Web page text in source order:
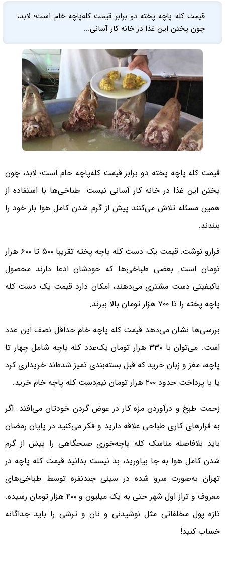
قیمت کله پاچه پخته دو برابر قیمت کله‌پاچه خام است؛ لابد،
چون پختن این غذا در خانه کار آسانی...
قیمت کله پاچه پخته دو برابر قیمت کله‌پاچه خام است؛ لابد، چون
پختن این غذا در خانه کار آسانی نیست. طباخی‌ها با استفاده از
همین مسئله تلاش می‌کنند پیش از گرم شدن کامل هوا بار خود را
ببندند.
فرارو نوشت: قیمت یک دست کله پاچه پخته تقریبا ۵۰۰ تا ۶۰۰ هزار
تومان است. بعضی طباخی‌ها که خودشان ادعا دارند محصول
باکیفیتی دست مشتری می‌دهند، امکان دارد قیمت یک دست کله
پاچه پخته را تا ۷۰۰ هزار تومان بالا ببرند.
بررسی‌ها نشان می‌دهد قیمت کله پاچه خام حداقل نصف این عدد
است. می‌توان با ۳۳۰ هزار تومان یک‌عدد کله پاچه شامل چهار تا
پاچه، مغز و زبان خرید که قبل بسته‌بندی تمیز شده‌اند خریداری کرد
یا با پرداخت حدود ۲۰۰ هزار تومان نیم‌دست کله پاچه خام خرید.
زحمت طبخ و درآوردن مزه کار در عوض گردن خودتان می‌افتد. اگر
به قرارهای کاری طباخی علاقه دارید و فکر می‌کنید در پایان رمضان
باید بلافاصله مناسک کله پاچه‌خوری صبحگاهی را پیش از گرم
شدن کامل هوا به جا بیاورید، بد نیست بدانید قیمت کله پاچه در
تهران به‌صورت سرو شده در سینی چندنفره توسط طباخی‌های
معروف و تراز اول شهر حتی به یک میلیون و ۴۰۰ هزار تومان رسیده.
تازه پول مخلفاتی مثل نوشیدنی و نان و ترشی را باید جداگانه
خساب کنید!